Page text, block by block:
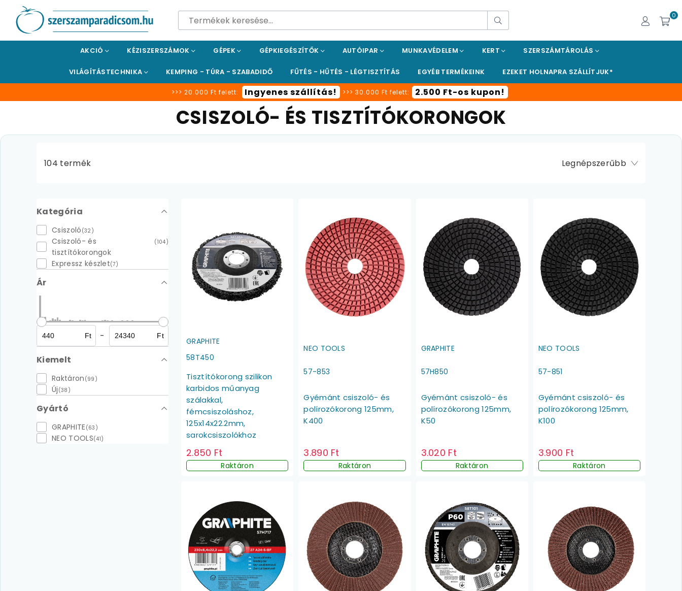
SZERSZÁMPARADICSOM
0
AKCIÓ KÉZISZERSZÁMOK GÉPEK GÉPKIEGÉSZÍTŐK AUTÓIPAR MUNKAVÉDELEM KERT SZERSZÁMTÁROLÁS
VILÁGÍTÁSTECHNIKA KEMPING - TÚRA - SZABADIDŐ FŰTÉS - HŰTÉS - LÉGTISZTÍTÁS EGYÉB TERMÉKEINK EZEKET HOLNAPRA SZÁLLÍTJUK*
>>> 20.000 Ft felett: Ingyenes szállítás! >>> 30.000 Ft felett: 2.500 Ft-os kupon!
CSISZOLÓ- ÉS TISZTÍTÓKORONGOK
104 termék Legnépszerűbb
Kategória
Csiszoló (32)
Csiszoló- és
tisztítókorongok
(104)
Expressz készlet(7)
Ár
Ft - Ft
Kiemelt
Raktáron (99)
Új (38)
Gyártó
GRAPHITE (63)
NEO TOOLS(41)
GRAPHITE
58T450
Tisztítókorong szilikon
karbidos műanyag
szálakkal,
fémcsiszoláshoz,
125x14x22.2mm,
sarokcsiszolókhoz
2.850 Ft
Raktáron
NEO TOOLS
57-853
Gyémánt csiszoló- és
polírozókorong 125mm,
K400
3.890 Ft
Raktáron
GRAPHITE
57H850
Gyémánt csiszoló- és
polírozókorong 125mm,
K50
3.020 Ft
Raktáron
NEO TOOLS
57-851
Gyémánt csiszoló- és
polírozókorong 125mm,
K100
3.900 Ft
Raktáron